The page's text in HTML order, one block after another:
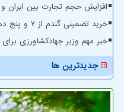
افزایش حجم تجارت بین ایران و پاکستان
خرید تضمینی گندم از ۷ و پنج دهم میلیون تن گذشت
خبر مهم وزیر جهادکشاورزی برای
جدیدترین ها